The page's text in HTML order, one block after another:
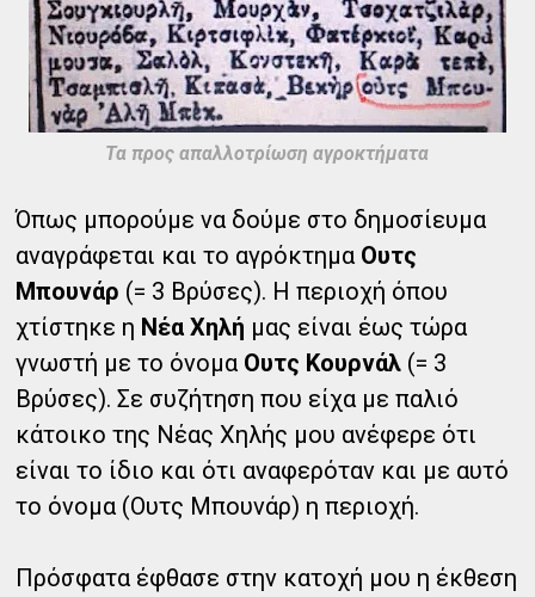
Τα προς απαλλοτρίωση αγροκτήματα
Όπως μπορούμε να δούμε στο δημοσίευμα
αναγράφεται και το αγρόκτημα Ουτς
Μπουνάρ (= 3 Βρύσες). Η περιοχή όπου
χτίστηκε η Νέα Χηλή μας είναι έως τώρα
γνωστή με το όνομα Ουτς Κουρνάλ (= 3
Βρύσες). Σε συζήτηση που είχα με παλιό
κάτοικο της Νέας Χηλής μου ανέφερε ότι
είναι το ίδιο και ότι αναφερόταν και με αυτό
το όνομα (Ουτς Μπουνάρ) η περιοχή.
Πρόσφατα έφθασε στην κατοχή μου η έκθεση